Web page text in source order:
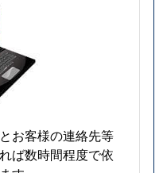
お客様の連絡先等
ば数時間程度で依